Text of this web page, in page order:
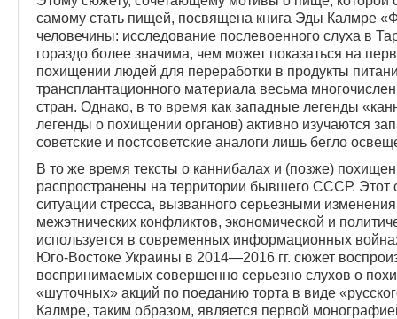
самому стать пищей, посвящена книга Эды Калмре
человечины: исследование послевоенного слуха в
гораздо более значима, чем может показаться на
похищении людей для переработки в продукты
трансплантационного материа­ла весьма
стран. Однако, в то время как западные легенды
легенды о похи­щении органов) активно изучаются
советские и постсоветские аналоги лишь бегло
В то же время тексты о каннибалах и (позже)
распространены на территории бывшего СССР. Этот
ситуации стресса, вызванного серьезными
межэтнических конфликтов, экономической и
используется в современных информационных
Юго-Востоке Украины в 2014—2016 гг. сюжет
воспринимаемых совершенно серьезно слухов о
«шуточных» акций по поеданию торта в виде
Калмре, таким образом, является первой